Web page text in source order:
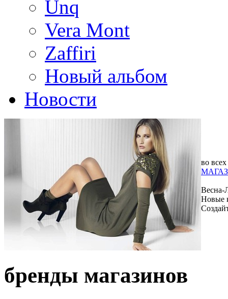
Unq
Vera Mont
Zaffiri
Новый альбом
Новости
во всех
Весна-
Новые
бренды магазинов